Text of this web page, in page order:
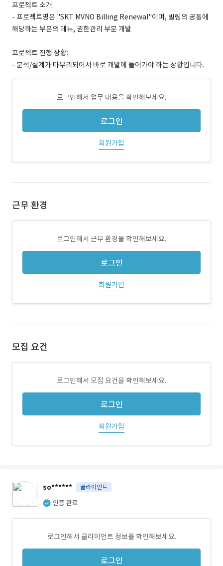
프로젝트 소개:
- 프로젝트명은 "SKT MVNO Billing Renewal"이며, 빌링의 공통에
해당하는 부분의 메뉴, 권한관리 부분 개발
프로젝트 진행 상황:
- 분석/설계가 마무리되어서 바로 개발에 들어가야 하는 상황입니다.
로그인해서 업무 내용을 확인해보세요.
로그인
회원가입
근무 환경
로그인해서 근무 환경을 확인해보세요.
로그인
회원가입
모집 요건
로그인해서 모집 요건을 확인해보세요.
로그인
회원가입
so****** 클라이언트
인증 완료
로그인해서 클라이언트 정보를 확인해보세요.
로그인